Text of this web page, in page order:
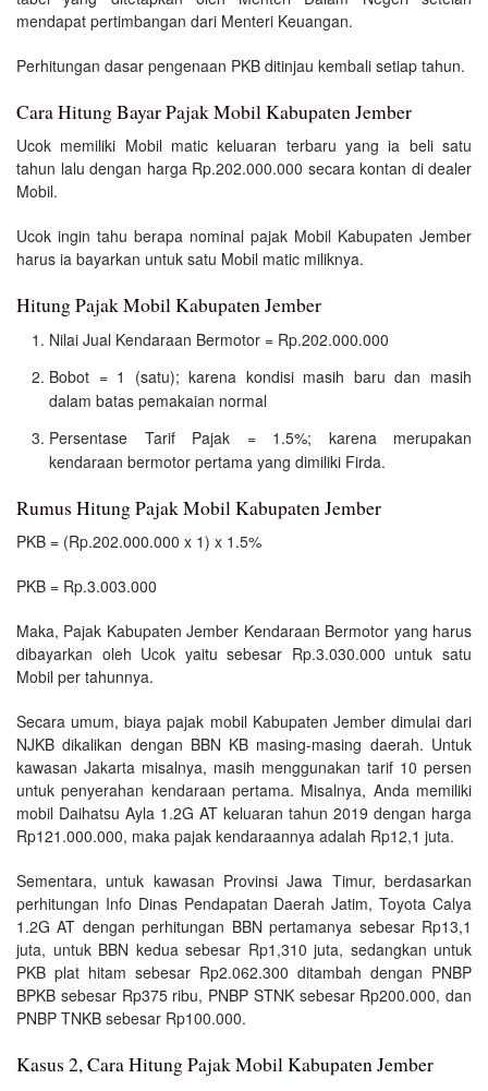
mendapat pertimbangan dari Menteri Keuangan.
Perhitungan dasar pengenaan PKB ditinjau kembali setiap tahun.
Cara Hitung Bayar Pajak Mobil Kabupaten Jember
Ucok memiliki Mobil matic keluaran terbaru yang ia beli satu
tahun lalu dengan harga Rp.202.000.000 secara kontan di dealer
Mobil.
Ucok ingin tahu berapa nominal pajak Mobil Kabupaten Jember
harus ia bayarkan untuk satu Mobil matic miliknya.
Hitung Pajak Mobil Kabupaten Jember
Nilai Jual Kendaraan Bermotor = Rp.202.000.000
Bobot = 1 (satu); karena kondisi masih baru dan masih
dalam batas pemakaian normal
Persentase Tarif Pajak = 1.5%; karena merupakan
kendaraan bermotor pertama yang dimiliki Firda.
Rumus Hitung Pajak Mobil Kabupaten Jember
PKB = (Rp.202.000.000 x 1) x 1.5%
PKB = Rp.3.003.000
Maka, Pajak Kabupaten Jember Kendaraan Bermotor yang harus
dibayarkan oleh Ucok yaitu sebesar Rp.3.030.000 untuk satu
Mobil per tahunnya.
Secara umum, biaya pajak mobil Kabupaten Jember dimulai dari
NJKB dikalikan dengan BBN KB masing-masing daerah. Untuk
kawasan Jakarta misalnya, masih menggunakan tarif 10 persen
untuk penyerahan kendaraan pertama. Misalnya, Anda memiliki
mobil Daihatsu Ayla 1.2G AT keluaran tahun 2019 dengan harga
Rp121.000.000, maka pajak kendaraannya adalah Rp12,1 juta.
Sementara, untuk kawasan Provinsi Jawa Timur, berdasarkan
perhitungan Info Dinas Pendapatan Daerah Jatim, Toyota Calya
1.2G AT dengan perhitungan BBN pertamanya sebesar Rp13,1
juta, untuk BBN kedua sebesar Rp1,310 juta, sedangkan untuk
PKB plat hitam sebesar Rp2.062.300 ditambah dengan PNBP
BPKB sebesar Rp375 ribu, PNBP STNK sebesar Rp200.000, dan
PNBP TNKB sebesar Rp100.000.
Kasus 2, Cara Hitung Pajak Mobil Kabupaten Jember